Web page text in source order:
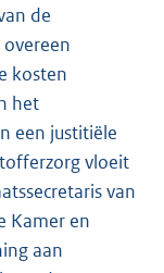
de
kosten
het
een justitiële
vloeit
van
Kamer en
aan